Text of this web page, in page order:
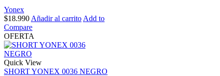
Yonex
$18.990 Añadir al carrito Add to
Compare
OFERTA
Quick View
SHORT YONEX 0036 NEGRO